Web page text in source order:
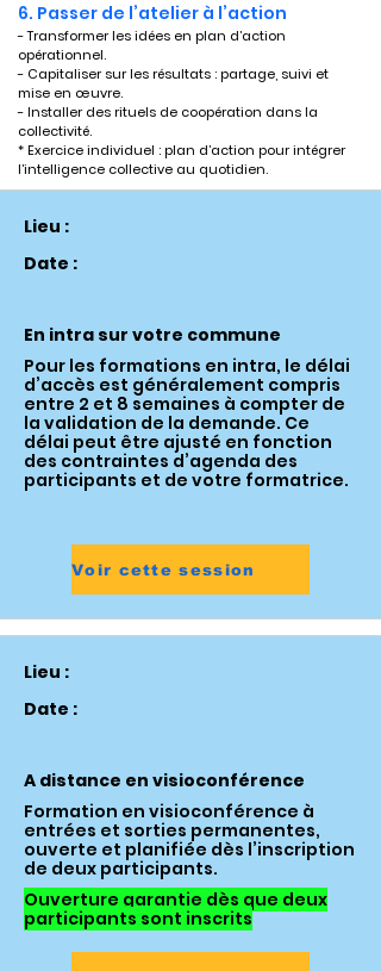
6. Passer de l’atelier à l’action
- Transformer les idées en plan d’action
opérationnel.
- Capitaliser sur les résultats : partage, suivi et
mise en œuvre.
- Installer des rituels de coopération dans la
collectivité.
* Exercice individuel : plan d’action pour intégrer
l’intelligence collective au quotidien.
Lieu :
Date :
En intra sur votre commune
Pour les formations en intra, le délai
d’accès est généralement compris
entre 2 et 8 semaines à compter de
la validation de la demande. Ce
délai peut être ajusté en fonction
des contraintes d’agenda des
participants et de votre formatrice.
Voir cette session
Lieu :
Date :
A distance en visioconférence
Formation en visioconférence à
entrées et sorties permanentes,
ouverte et planifiée dès l’inscription
de deux participants.
Ouverture garantie dès que deux
participants sont inscrits